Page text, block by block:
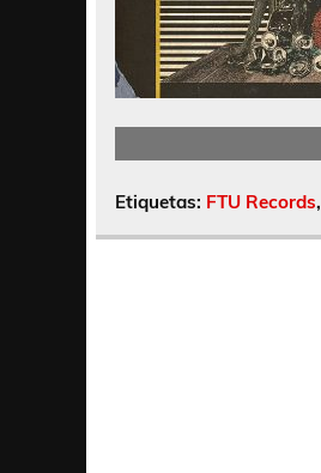
Etiquetas: FTU Records,